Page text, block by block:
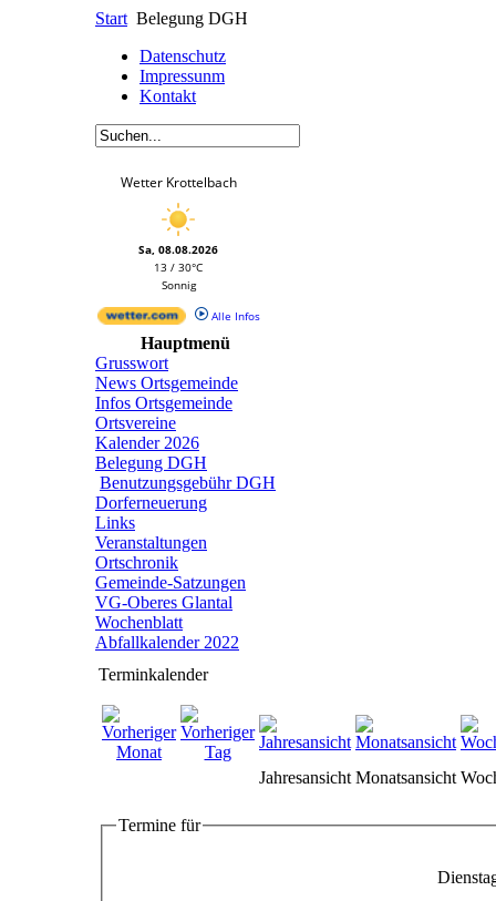
Start Belegung DGH
Datenschutz
Impressunm
Kontakt
Wetter Krottelbach
Sa, 08.08.2026
13 / 30°C
Sonnig
Alle Infos
Hauptmenü
Grusswort
News Ortsgemeinde
Infos Ortsgemeinde
Ortsvereine
Kalender 2026
Belegung DGH
Benutzungsgebühr DGH
Dorferneuerung
Links
Veranstaltungen
Ortschronik
Gemeinde-Satzungen
VG-Oberes Glantal
Wochenblatt
Abfallkalender 2022
Terminkalender
Jahresansicht Monatsansicht
Termine für